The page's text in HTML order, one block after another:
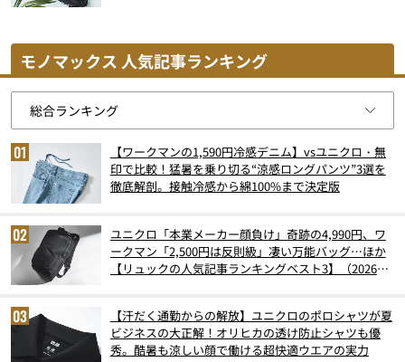
モノマックス 人気記事ランキング
【ワークマンの1,590円冷感デニム】vsユニクロ・無
印で比較！猛暑を乗り切る“涼感ロングパンツ”3選を
徹底解剖。接触冷感から綿100%まで決定版
ユニクロ「本業メーカー顔負け」奇跡の4,990円、ワ
ークマン「2,500円は反則級」凄い万能バッグ…ほか
【リュックの人気記事ランキングベスト3】（2026年
【汗だく通勤からの解放】ユニクロのポロシャツが夏
ビジネスの大正解！オリヒカの透け防止シャツも優
秀。酷暑も涼しい顔で働ける超快適ウエアの実力